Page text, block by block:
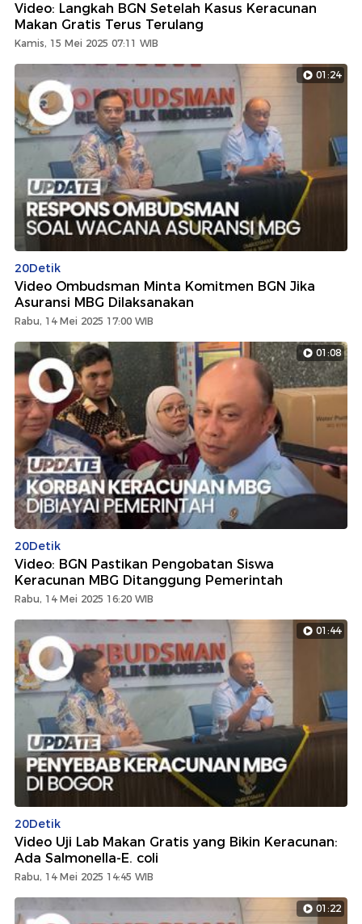
Video: Langkah BGN Setelah Kasus Keracunan
Makan Gratis Terus Terulang
Kamis, 15 Mei 2025 07:11 WIB
01:24
20Detik
Video Ombudsman Minta Komitmen BGN Jika
Asuransi MBG Dilaksanakan
Rabu, 14 Mei 2025 17:00 WIB
01:08
20Detik
Video: BGN Pastikan Pengobatan Siswa
Keracunan MBG Ditanggung Pemerintah
Rabu, 14 Mei 2025 16:20 WIB
01:44
20Detik
Video Uji Lab Makan Gratis yang Bikin Keracunan:
Ada Salmonella-E. coli
Rabu, 14 Mei 2025 14:45 WIB
01:22